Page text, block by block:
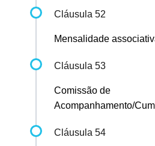
Cláusula 52
Mensalidade
Cláusula 53
Comissão de
Acompanhamento/
Cláusula 54